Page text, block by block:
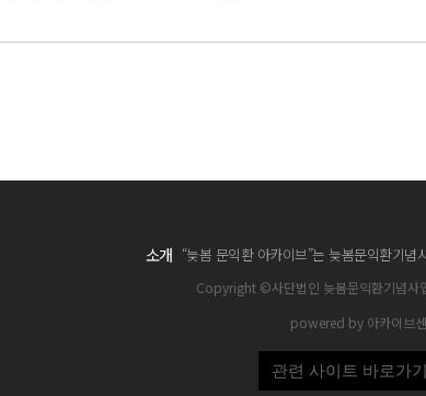
소개 “늦봄 문익환 아카이브”는 늦봄문익환기
Copyright ©사단법인 늦봄문익환기념사
powered by 아카이브
관련 사이트 바로가기